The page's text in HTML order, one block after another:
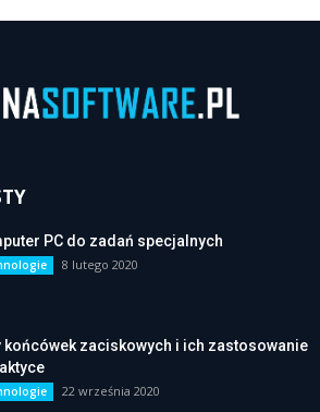
PC do zadań specjalnych
8 lutego 2020
końcówek zaciskowych i ich zastosowanie
22 września 2020